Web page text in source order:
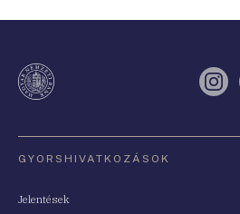
GYORSHIVATKOZÁSOK
Jelentések